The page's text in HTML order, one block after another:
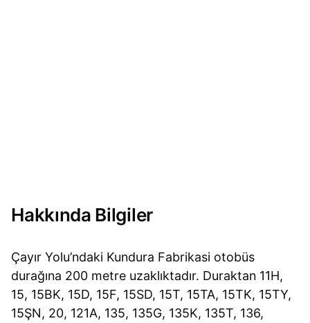
Hakkında Bilgiler
Çayır Yolu’ndaki Kundura Fabrikasi otobüs
durağına 200 metre uzaklıktadır. Duraktan 11H,
15, 15BK, 15D, 15F, 15SD, 15T, 15TA, 15TK, 15TY,
15ŞN, 20, 121A, 135, 135G, 135K, 135T, 136,